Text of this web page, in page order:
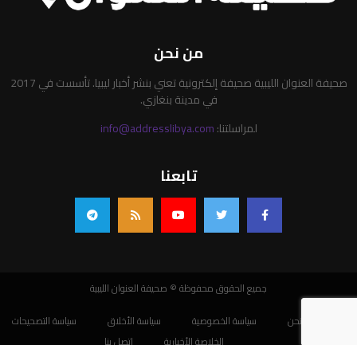
من نحن
صحيفة العنوان الليبية صحيفة إلكترونية تعني بنشر أخبار ليبيا. تأسست في 2017
في مدينة بنغازي.
لمراسلتنا:info@addresslibya.com
تابعنا
جميع الحقوق محفوظة © صحيفة العنوان الليبية
من نحن
سياسة الخصوصية سياسة الأخلاق
سياسة التصحيحات
الخلاصة الأخبارية
اتصل بنا